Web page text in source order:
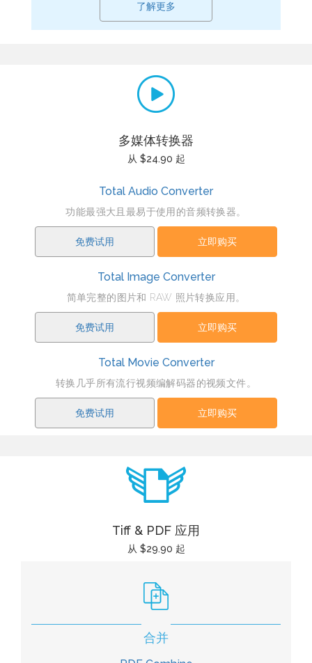
了解更多
多媒体转换器
从 $24.90 起
Total Audio Converter
功能最强大且最易于使用的音频转换器。
免费试用 立即购买
Total Image Converter
简单完整的图片和 RAW 照片转换应用。
免费试用 立即购买
Total Movie Converter
转换几乎所有流行视频编解码器的视频文件。
免费试用 立即购买
Tiff & PDF 应用
从 $29.90 起
合并